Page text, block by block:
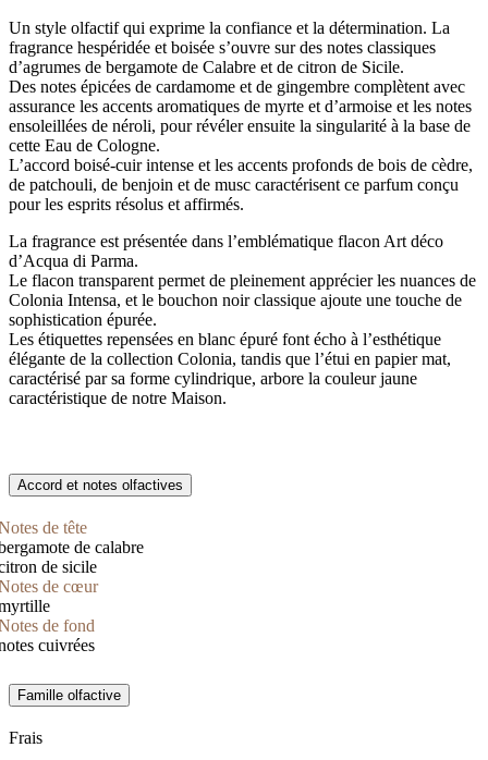
Un style olfactif qui exprime la confiance et la détermination. La
fragrance hespéridée et boisée s’ouvre sur des notes classiques
d’agrumes de bergamote de Calabre et de citron de Sicile.
Des notes épicées de cardamome et de gingembre complètent avec
assurance les accents aromatiques de myrte et d’armoise et les notes
ensoleillées de néroli, pour révéler ensuite la singularité à la base de
cette Eau de Cologne.
L’accord boisé-cuir intense et les accents profonds de bois de cèdre,
de patchouli, de benjoin et de musc caractérisent ce parfum conçu
pour les esprits résolus et affirmés.
La fragrance est présentée dans l’emblématique flacon Art déco
d’Acqua di Parma.
Le flacon transparent permet de pleinement apprécier les nuances de
Colonia Intensa, et le bouchon noir classique ajoute une touche de
sophistication épurée.
Les étiquettes repensées en blanc épuré font écho à l’esthétique
élégante de la collection Colonia, tandis que l’étui en papier mat,
caractérisé par sa forme cylindrique, arbore la couleur jaune
caractéristique de notre Maison.
Accord et notes olfactives
de tête
de calabre
de sicile
de cœur
de fond
cuivrées
Famille olfactive
Frais